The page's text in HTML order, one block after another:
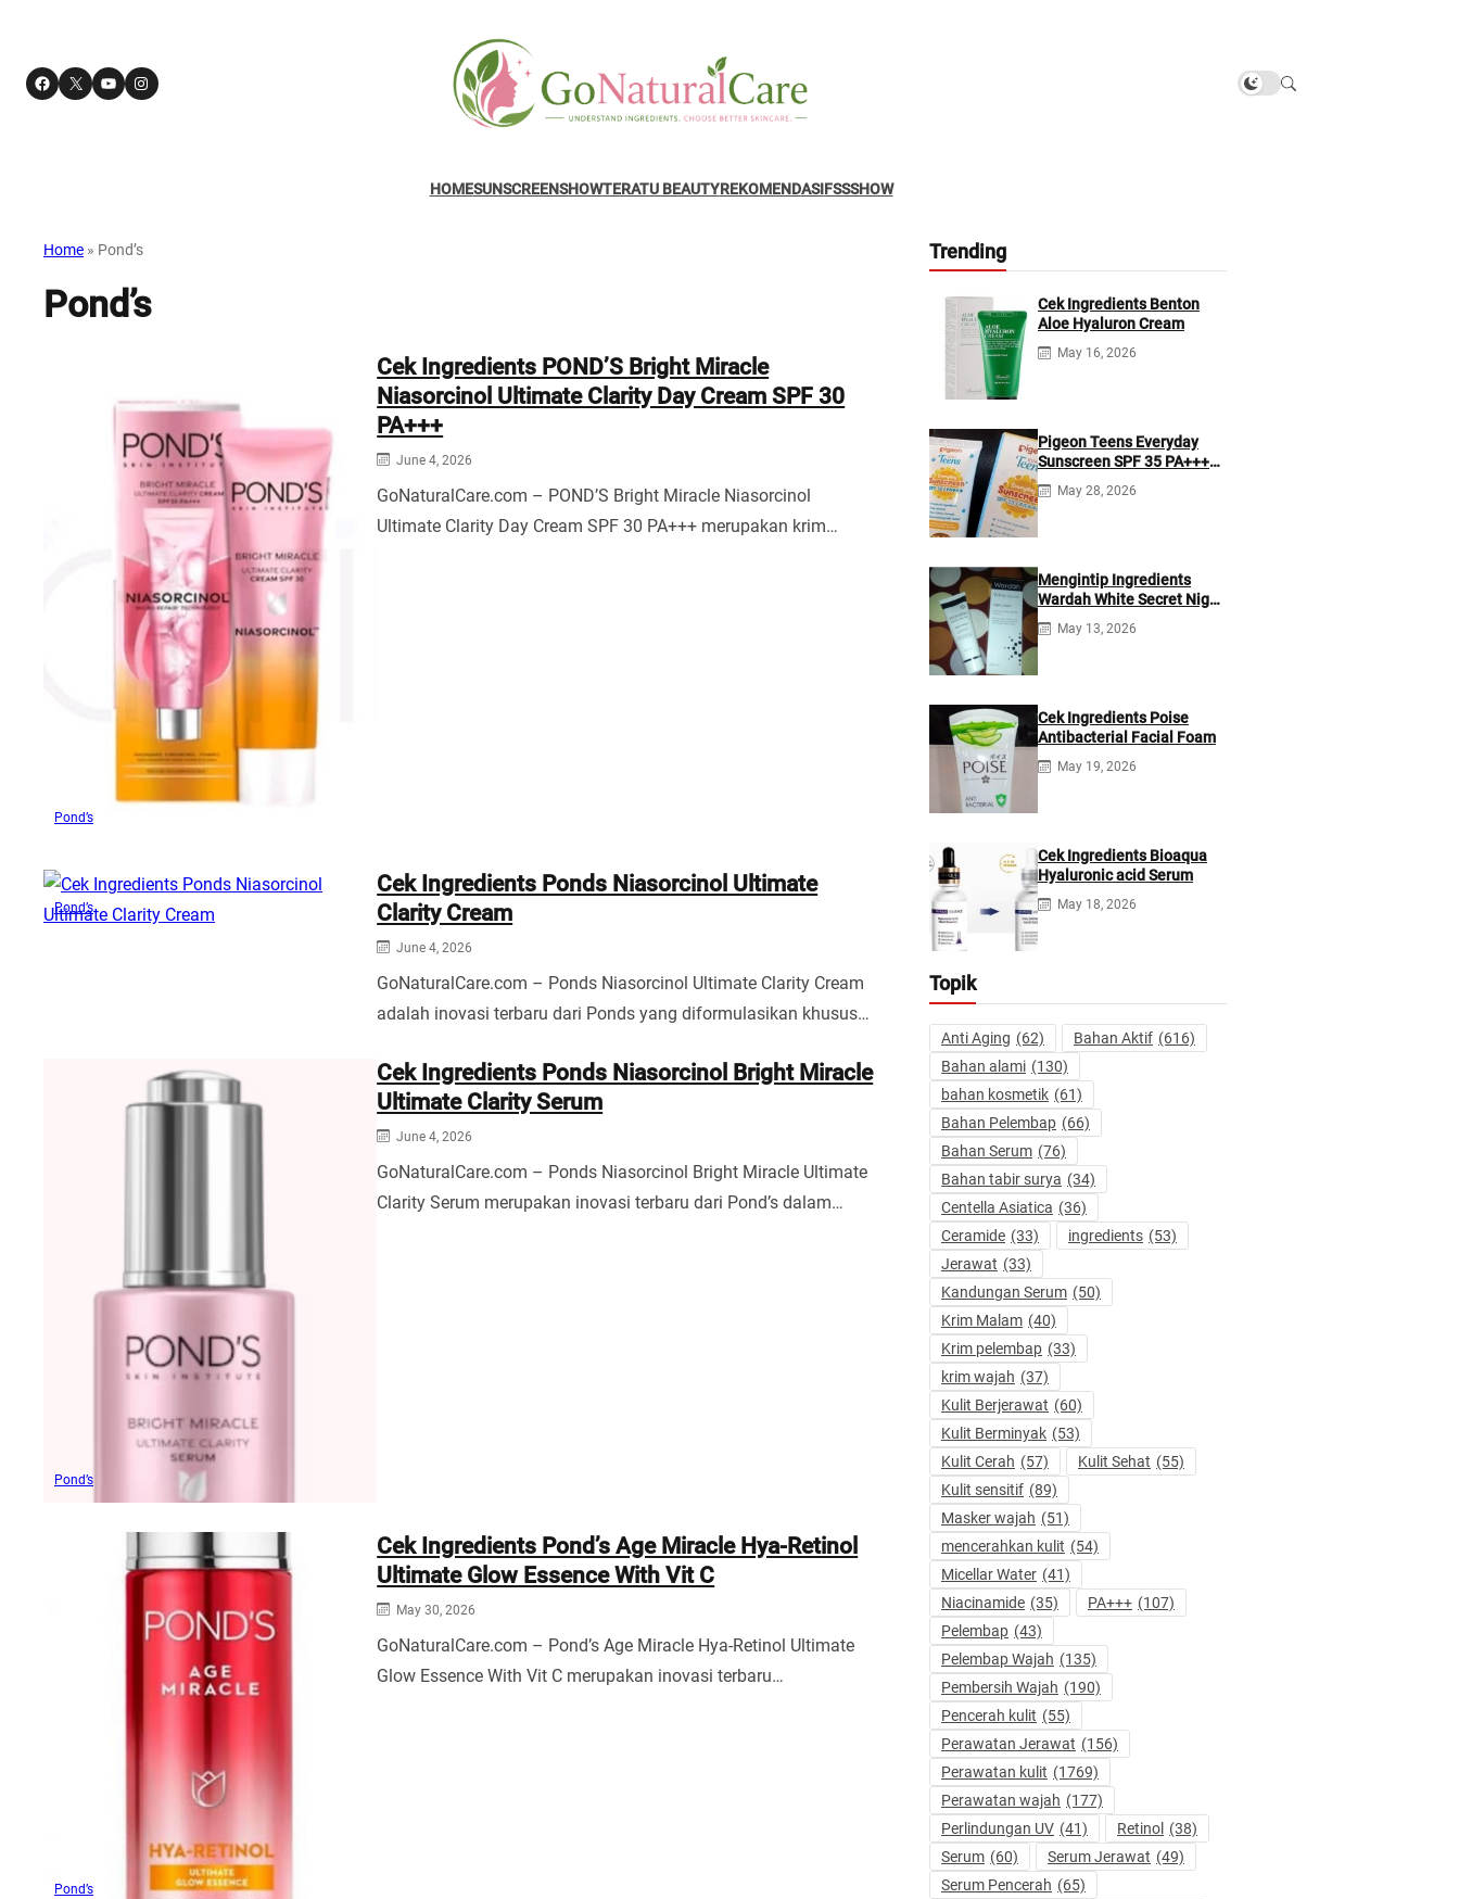
Facebook X YouTube Instagram
HOMESUNSCREENSHOWTERATU BEAUTYREKOMENDASIFSSSHOW
Home » Pond’s
Pond’s
Pond’s
Cek Ingredients POND’S Bright Miracle
Niasorcinol Ultimate Clarity Day Cream SPF 30
PA+++
June 4, 2026
GoNaturalCare.com – POND’S Bright Miracle Niasorcinol
Ultimate Clarity Day Cream SPF 30 PA+++ merupakan krim…
Pond’s
Cek Ingredients Ponds Niasorcinol Ultimate
Clarity Cream
June 4, 2026
GoNaturalCare.com – Ponds Niasorcinol Ultimate Clarity Cream
adalah inovasi terbaru dari Ponds yang diformulasikan khusus…
Pond’s
Cek Ingredients Ponds Niasorcinol Bright Miracle
Ultimate Clarity Serum
June 4, 2026
GoNaturalCare.com – Ponds Niasorcinol Bright Miracle Ultimate
Clarity Serum merupakan inovasi terbaru dari Pond’s dalam…
Pond’s
Cek Ingredients Pond’s Age Miracle Hya-Retinol
Ultimate Glow Essence With Vit C
May 30, 2026
GoNaturalCare.com – Pond’s Age Miracle Hya-Retinol Ultimate
Glow Essence With Vit C merupakan inovasi terbaru…
Trending
Cek Ingredients Benton
Aloe Hyaluron Cream
May 16, 2026
Pigeon Teens Everyday
Sunscreen SPF 35 PA+++
Ingredients
May 28, 2026
Mengintip Ingredients
Wardah White Secret Night
Cream
May 13, 2026
Cek Ingredients Poise
Antibacterial Facial Foam
May 19, 2026
Cek Ingredients Bioaqua
Hyaluronic acid Serum
May 18, 2026
Topik
Anti Aging (62) Bahan Aktif (616)
Bahan alami (130)
bahan kosmetik (61)
Bahan Pelembap (66)
Bahan Serum (76)
Bahan tabir surya (34)
Centella Asiatica (36)
Ceramide (33) ingredients (53)
Jerawat (33)
Kandungan Serum (50)
Krim Malam (40)
Krim pelembap (33)
krim wajah (37)
Kulit Berjerawat (60)
Kulit Berminyak (53)
Kulit Cerah (57) Kulit Sehat (55)
Kulit sensitif (89)
Masker wajah (51)
mencerahkan kulit (54)
Micellar Water (41)
Niacinamide (35) PA+++ (107)
Pelembap (43)
Pelembap Wajah (135)
Pembersih Wajah (190)
Pencerah kulit (55)
Perawatan Jerawat (156)
Perawatan kulit (1769)
Perawatan wajah (177)
Perlindungan UV (41) Retinol (38)
Serum (60) Serum Jerawat (49)
Serum Pencerah (65)